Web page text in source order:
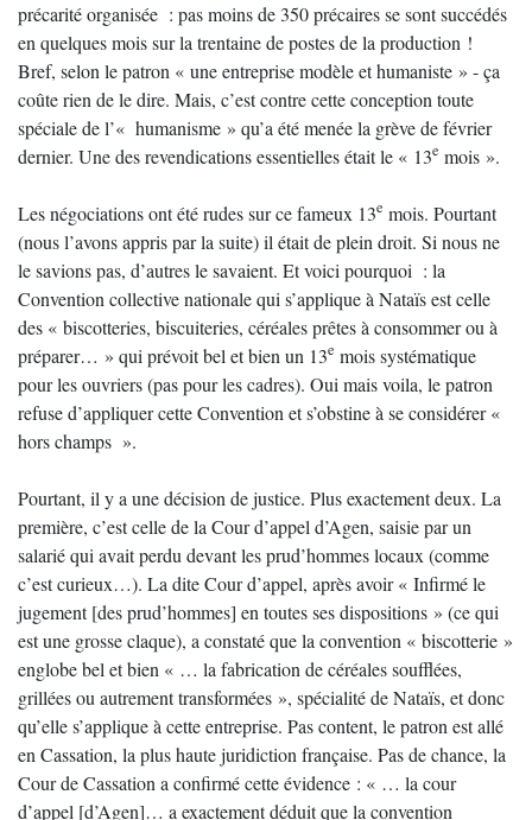
précarité organisée : pas moins de 350 précaires se sont succédés
en quelques mois sur la trentaine de postes de la production !
Bref, selon le patron « une entreprise modèle et humaniste » - ça
coûte rien de le dire. Mais, c’est contre cette conception toute
spéciale de l’« humanisme » qu’a été menée la grève de février
dernier. Une des revendications essentielles était le « 13e mois ».
Les négociations ont été rudes sur ce fameux 13e mois. Pourtant
(nous l’avons appris par la suite) il était de plein droit. Si nous ne
le savions pas, d’autres le savaient. Et voici pourquoi : la
Convention collective nationale qui s’applique à Nataïs est celle
des « biscotteries, biscuiteries, céréales prêtes à consommer ou à
préparer… » qui prévoit bel et bien un 13e mois systématique
pour les ouvriers (pas pour les cadres). Oui mais voila, le patron
refuse d’appliquer cette Convention et s’obstine à se considérer «
hors champs ».
Pourtant, il y a une décision de justice. Plus exactement deux. La
première, c’est celle de la Cour d’appel d’Agen, saisie par un
salarié qui avait perdu devant les prud’hommes locaux (comme
c’est curieux…). La dite Cour d’appel, après avoir « Infirmé le
jugement [des prud’hommes] en toutes ses dispositions » (ce qui
est une grosse claque), a constaté que la convention « biscotterie »
englobe bel et bien « … la fabrication de céréales soufflées,
grillées ou autrement transformées », spécialité de Nataïs, et donc
qu’elle s’applique à cette entreprise. Pas content, le patron est allé
en Cassation, la plus haute juridiction française. Pas de chance, la
Cour de Cassation a confirmé cette évidence : « … la cour
d’appel [d’Agen]… a exactement déduit que la convention